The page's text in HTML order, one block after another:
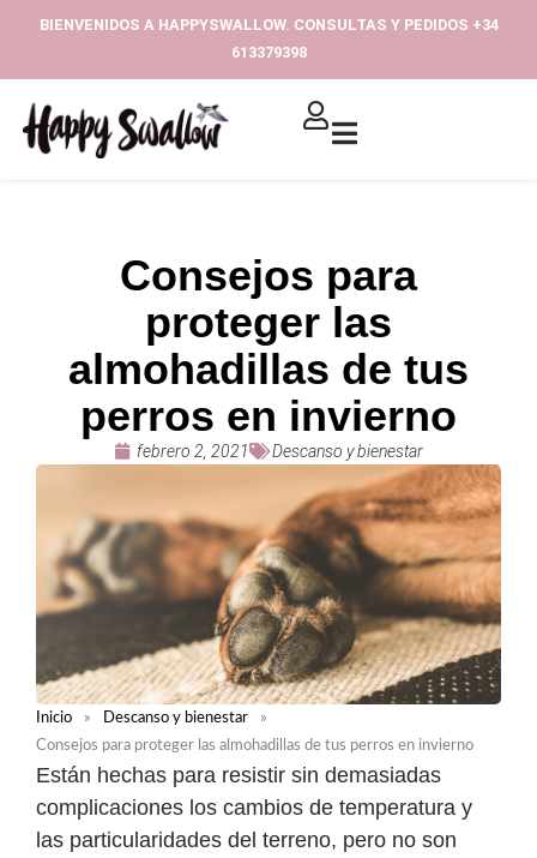
BIENVENIDOS A HAPPYSWALLOW. CONSULTAS Y PEDIDOS +34
613379398‬
Consejos para
proteger las
almohadillas de tus
perros en invierno
febrero 2, 2021 Descanso y bienestar
Inicio » Descanso y bienestar
»
Consejos para proteger las almohadillas de tus perros en invierno
Están hechas para resistir sin demasiadas
complicaciones los cambios de temperatura y
las particularidades del terreno, pero no son